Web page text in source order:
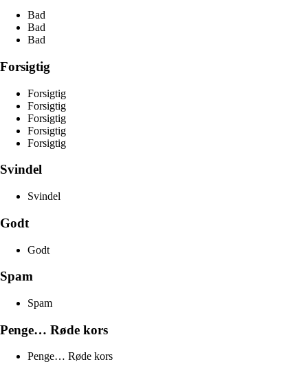
Bad
Bad
Bad
Forsigtig
Forsigtig
Forsigtig
Forsigtig
Forsigtig
Forsigtig
Svindel
Svindel
Godt
Godt
Spam
Spam
Penge… Røde kors
Penge… Røde kors